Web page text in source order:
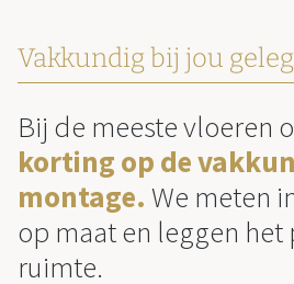
Vakkundig bij jou
Bij de meeste vloeren
korting op de
montage. We meten
op maat en leggen het
ruimte.